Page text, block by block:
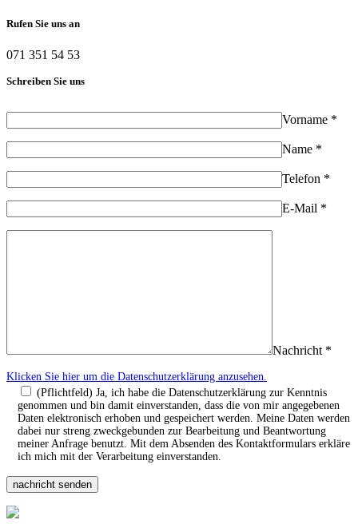
Rufen Sie uns an
071 351 54 53
Schreiben Sie uns
Vorname *
Name *
Telefon *
E-Mail *
Nachricht *
Klicken Sie hier um die Datenschutzerklärung anzusehen.
(Pflichtfeld) Ja, ich habe die Datenschutzerklärung zur Kenntnis
genommen und bin damit einverstanden, dass die von mir angegebenen
Daten elektronisch erhoben und gespeichert werden. Meine Daten werden
dabei nur streng zweckgebunden zur Bearbeitung und Beantwortung
meiner Anfrage benutzt. Mit dem Absenden des Kontaktformulars erkläre
ich mich mit der Verarbeitung einverstanden.